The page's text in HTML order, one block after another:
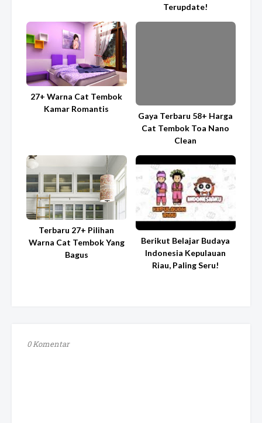
Terupdate!
27+ Warna Cat Tembok
Kamar Romantis
Gaya Terbaru 58+ Harga
Cat Tembok Toa Nano
Clean
Terbaru 27+ Pilihan
Warna Cat Tembok Yang
Bagus
Berikut Belajar Budaya
Indonesia Kepulauan
Riau, Paling Seru!
0 Komentar